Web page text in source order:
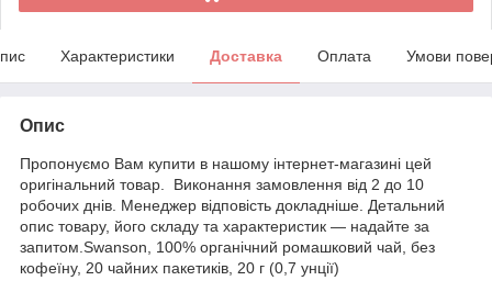
Характеристики Доставка Оплата Умови
Опис
Пропонуємо Вам купити в нашому інтернет-магазині цей
оригінальний товар. Виконання замовлення від 2 до 10
робочих днів. Менеджер відповість докладніше. Детальний
опис товару, його складу та характеристик — надайте за
запитом.Swanson, 100% органічний ромашковий чай, без
кофеїну, 20 чайних пакетиків, 20 г (0,7 унції)